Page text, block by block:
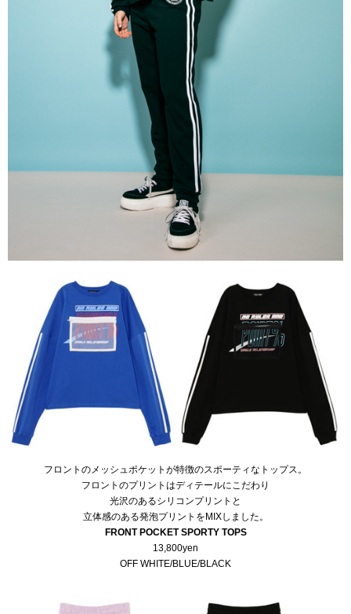
フロントのメッシュポケットが特徴のスポーティなトップス。
フロントのプリントはディテールにこだわり
光沢のあるシリコンプリントと
立体感のある発泡プリントをMIXしました。
FRONT POCKET SPORTY TOPS
13,800yen
OFF WHITE/BLUE/BLACK